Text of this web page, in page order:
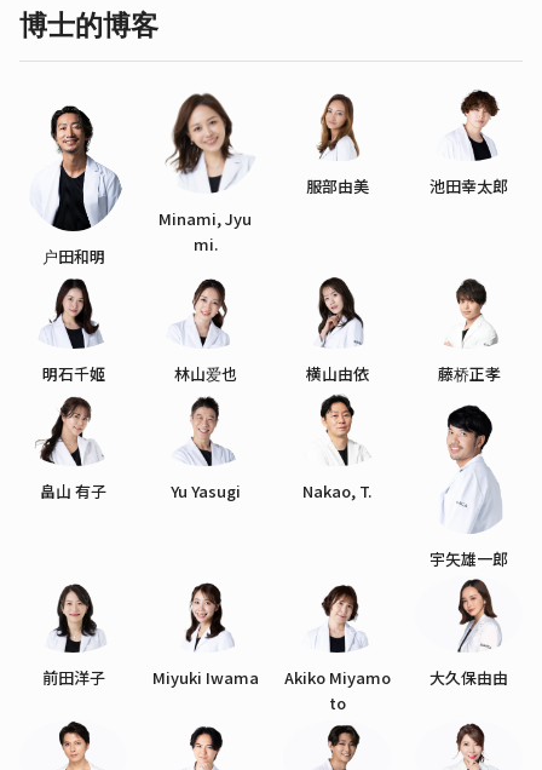
博士的博客
户田和明
Minami, Jyu
mi.
服部由美 池田幸太郎
明石千姬 林山爱也 横山由依 藤桥正孝
畠山 有子 Yu Yasugi Nakao, T.
宇矢雄一郎
前田洋子 Miyuki Iwama
Akiko Miyamo
to
大久保由由